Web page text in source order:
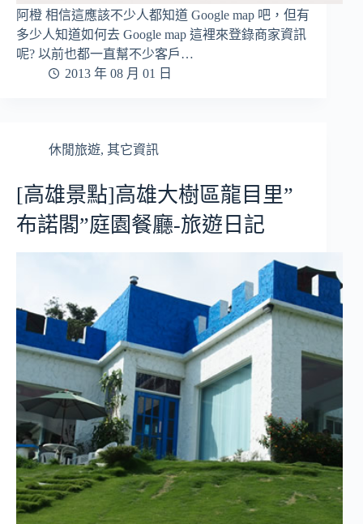
阿橙 相信這應該不少人都知道 Google map 吧，但有
多少人知道如何去 Google map 這裡來登錄商家資訊
呢? 以前也都一直幫不少客戶…
2013 年 08 月 01 日
休閒旅遊, 其它資訊
[高雄景點]高雄大樹區龍目里”
布諾閣”庭園餐廳-旅遊日記